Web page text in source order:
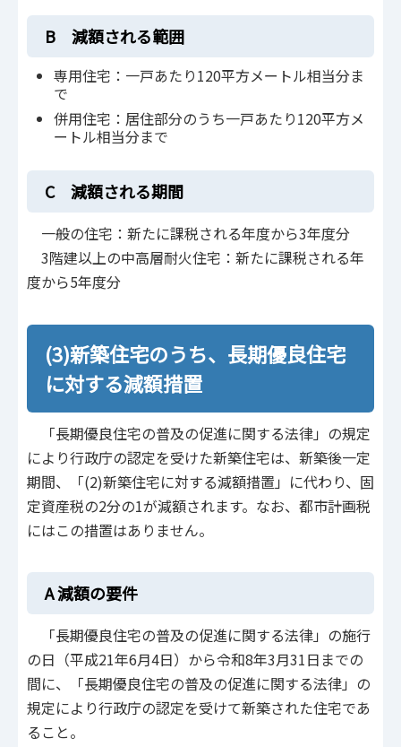
B 減額される範囲
専用住宅：一戸あたり120平方メートル相当分ま
で
併用住宅：居住部分のうち一戸あたり120平方メ
ートル相当分まで
C 減額される期間
一般の住宅：新たに課税される年度から3年度分
3階建以上の中高層耐火住宅：新たに課税される年
度から5年度分
(3)新築住宅のうち、長期優良住宅
に対する減額措置
「長期優良住宅の普及の促進に関する法律」の規定
により行政庁の認定を受けた新築住宅は、新築後一定
期間、「(2)新築住宅に対する減額措置」に代わり、固
定資産税の2分の1が減額されます。なお、都市計画税
にはこの措置はありません。
A 減額の要件
「長期優良住宅の普及の促進に関する法律」の施行
の日（平成21年6月4日）から令和8年3月31日までの
間に、「長期優良住宅の普及の促進に関する法律」の
規定により行政庁の認定を受けて新築された住宅であ
ること。